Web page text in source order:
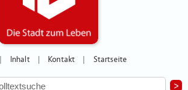
Inhalt Kontakt Startseite